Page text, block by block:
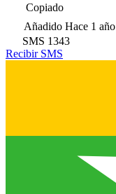
Copiado
Añadido Hace 1 año
SMS 1343
Recibir SMS